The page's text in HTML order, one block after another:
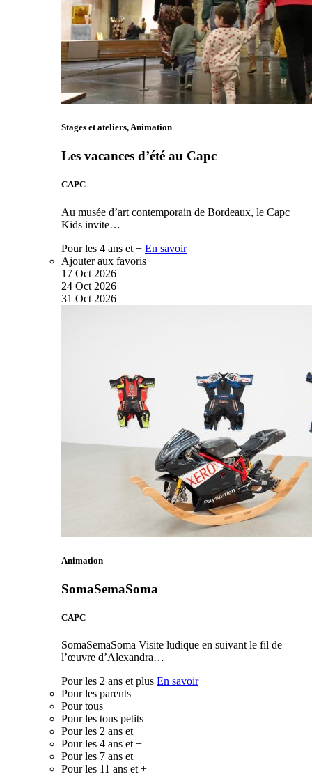
Stages et ateliers, Animation
Les vacances d’été au Capc
CAPC
Au musée d’art contemporain de Bordeaux, le Capc
Kids invite…
Pour les 4 ans et + En savoir
Ajouter aux favoris
17 Oct 2026
24 Oct 2026
31 Oct 2026
Animation
SomaSemaSoma
CAPC
SomaSemaSoma Visite ludique en suivant le fil de
l’œuvre d’Alexandra…
Pour les 2 ans et plus En savoir
Pour les parents
Pour tous
Pour les tous petits
Pour les 2 ans et +
Pour les 4 ans et +
Pour les 7 ans et +
Pour les 11 ans et +